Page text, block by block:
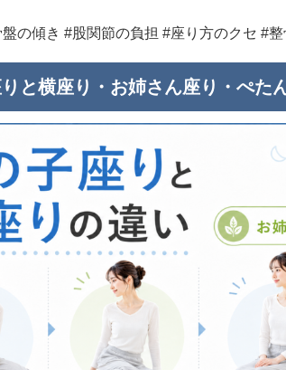
の傾き #股関節の負担 #座り方のクセ #
と横座り・お姉さん座り・ぺた